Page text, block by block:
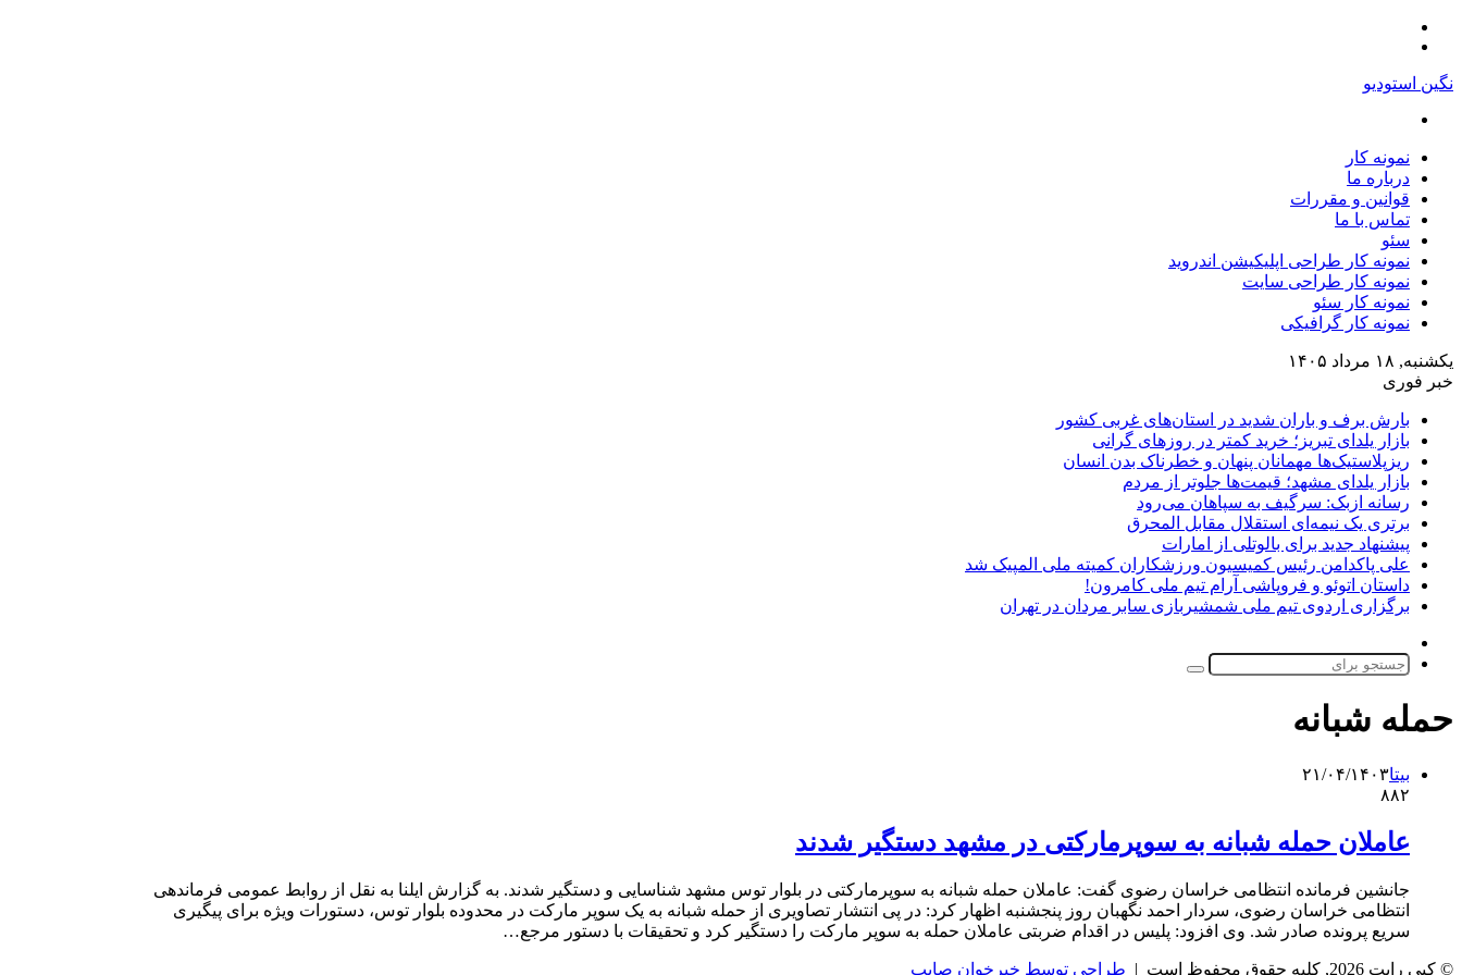
نگین استودیو
نمونه کار
درباره ما
قوانین و مقررات
تماس با ما
سئو
نمونه کار طراحی اپلیکیشن اندروید
نمونه کار طراحی سایت
نمونه کار سئو
نمونه کار گرافیکی
یکشنبه, ۱۸ مرداد ۱۴۰۵
خبر فوری
بارش برف و باران شدید در استان‌های غربی کشور
بازار یلدای تبریز؛ خرید کمتر در روزهای گرانی
ریزپلاستیک‌ها مهمانان پنهان و خطرناک بدن انسان
بازار یلدای مشهد؛ قیمت‌ها جلوتر از مردم
رسانه ازبک: سرگیف به سپاهان می‌رود
برتری یک نیمه‌ای استقلال مقابل المحرق
پیشنهاد جدید برای بالوتلی از امارات
علی پاکدامن رئیس کمیسیون ورزشکاران کمیته ملی المپیک شد
داستان اتوئو و فروپاشی آرام تیم ملی کامرون!
برگزاری اردوی تیم ملی شمشیربازی سابر مردان در تهران
پوسته
جستجو
حمله شبانه
بیتا۲۱/۰۴/۱۴۰۳
۸۸۲
عاملان حمله شبانه به سوپرمارکتی در مشهد دستگیر شدند
جانشین فرمانده انتظامی خراسان رضوی گفت: عاملان حمله شبانه به سوپرمارکتی در بلوار توس مشهد شناسایی و دستگیر شدند. به گزارش ایلنا به نقل از روابط عمومی فرماندهی
انتظامی خراسان رضوی، ‌سردار احمد نگهبان روز پنجشنبه اظهار کرد: در پی انتشار تصاویری از حمله شبانه به یک سوپر مارکت در محدوده بلوار توس، دستورات ویژه برای پیگیری
سریع پرونده صادر شد. وی افزود: پلیس در اقدام ضربتی عاملان حمله به سوپر مارکت را دستگیر کرد و تحقیقات با دستور مرجع…
© کپی رایت 2026, کلیه حقوق محفوظ است | طراحی توسط خبرخوان صایب